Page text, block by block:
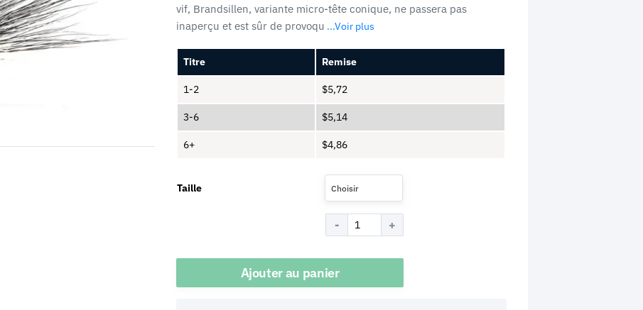
vif, Brandsillen, variante micro-tête conique, ne passera pas
inaperçu et est sûr de provoqu ...Voir plus
Titre Remise
1-2 $5,72
3-6 $5,14
6+ $4,86
Taille Choisir
Ajouter au panier